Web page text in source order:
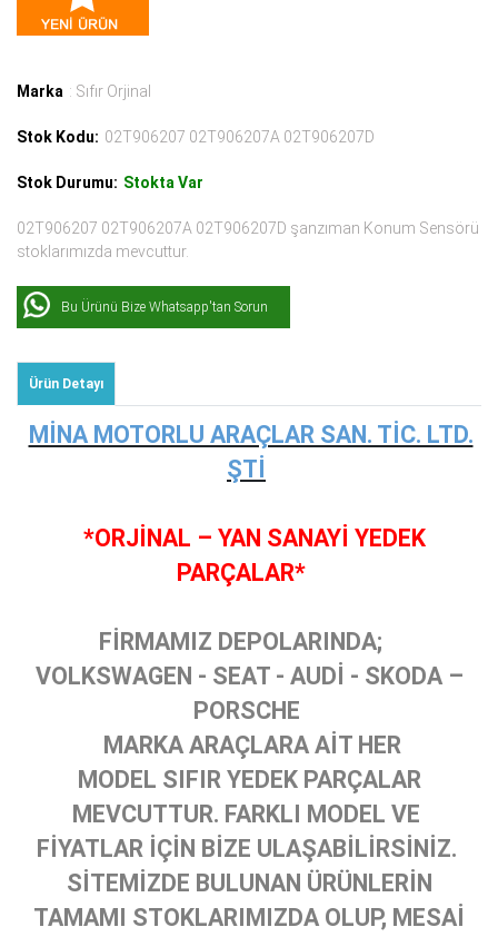
Marka : Sıfır Orjinal
Stok Kodu: 02T906207 02T906207A 02T906207D
Stok Durumu: Stokta Var
02T906207 02T906207A 02T906207D şanzıman Konum Sensörü
stoklarımızda mevcuttur.
Bu Ürünü Bize Whatsapp'tan Sorun
Ürün Detayı
MİNA MOTORLU ARAÇLAR SAN. TİC. LTD.
ŞTİ
*ORJİNAL – YAN SANAYİ YEDEK
PARÇALAR*
FİRMAMIZ DEPOLARINDA;
VOLKSWAGEN - SEAT - AUDİ - SKODA –
PORSCHE
MARKA ARAÇLARA AİT HER
MODEL SIFIR YEDEK PARÇALAR
MEVCUTTUR. FARKLI MODEL VE
FİYATLAR İÇİN BİZE ULAŞABİLİRSİNİZ.
SİTEMİZDE BULUNAN ÜRÜNLERİN
TAMAMI STOKLARIMIZDA OLUP, MESAİ